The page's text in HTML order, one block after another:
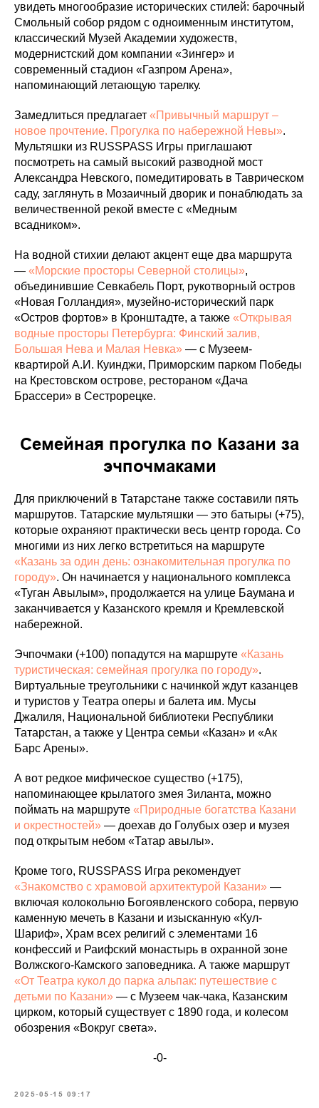
увидеть многообразие исторических стилей: барочный
Смольный собор рядом с одноименным институтом,
классический Музей Академии художеств,
модернистский дом компании «Зингер» и
современный стадион «Газпром Арена»,
напоминающий летающую тарелку.
Замедлиться предлагает «Привычный маршрут –
новое прочтение. Прогулка по набережной Невы».
Мультяшки из RUSSPASS Игры приглашают
посмотреть на самый высокий разводной мост
Александра Невского, помедитировать в Таврическом
саду, заглянуть в Мозаичный дворик и понаблюдать за
величественной рекой вместе с «Медным
всадником».
На водной стихии делают акцент еще два маршрута
— «Морские просторы Северной столицы»,
объединившие Севкабель Порт, рукотворный остров
«Новая Голландия», музейно-исторический парк
«Остров фортов» в Кронштадте, а также «Открывая
водные просторы Петербурга: Финский залив,
Большая Нева и Малая Невка» — с Музеем-
квартирой А.И. Куинджи, Приморским парком Победы
на Крестовском острове, рестораном «Дача
Брассери» в Сестрорецке.
Семейная прогулка по Казани за
эчпочмаками
Для приключений в Татарстане также составили пять
маршрутов. Татарские мультяшки — это батыры (+75),
которые охраняют практически весь центр города. Со
многими из них легко встретиться на маршруте
«Казань за один день: ознакомительная прогулка по
городу». Он начинается у национального комплекса
«Туган Авылым», продолжается на улице Баумана и
заканчивается у Казанского кремля и Кремлевской
набережной.
Эчпочмаки (+100) попадутся на маршруте «Казань
туристическая: семейная прогулка по городу».
Виртуальные треугольники с начинкой ждут казанцев
и туристов у Театра оперы и балета им. Мусы
Джалиля, Национальной библиотеки Республики
Татарстан, а также у Центра семьи «Казан» и «Ак
Барс Арены».
А вот редкое мифическое существо (+175),
напоминающее крылатого змея Зиланта, можно
поймать на маршруте «Природные богатства Казани
и окрестностей» — доехав до Голубых озер и музея
под открытым небом «Татар авылы».
Кроме того, RUSSPASS Игра рекомендует
«Знакомство с храмовой архитектурой Казани» —
включая колокольню Богоявленского собора, первую
каменную мечеть в Казани и изысканную «Кул-
Шариф», Храм всех религий с элементами 16
конфессий и Раифский монастырь в охранной зоне
Волжского-Камского заповедника. А также маршрут
«От Театра кукол до парка альпак: путешествие с
детьми по Казани» — с Музеем чак-чака, Казанским
цирком, который существует с 1890 года, и колесом
обозрения «Вокруг света».
-0-
2025-05-15 09:17